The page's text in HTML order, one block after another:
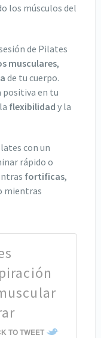
los músculos del
de Pilates
musculares,
de tu cuerpo.
positiva en tu
flexibilidad y la
con un
rápido o
fortificas,
mientras
TO TWEET